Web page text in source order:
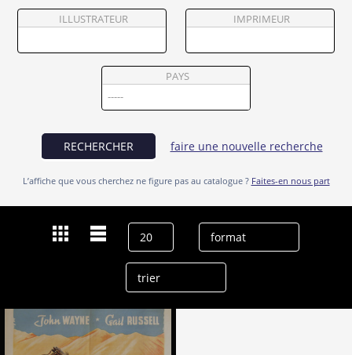
Vendre
ILLUSTRATEUR IMPRIMEUR
PAYS
RECHERCHER faire une nouvelle recherche
L’affiche que vous cherchez ne figure pas au catalogue ? Faites-en nous part